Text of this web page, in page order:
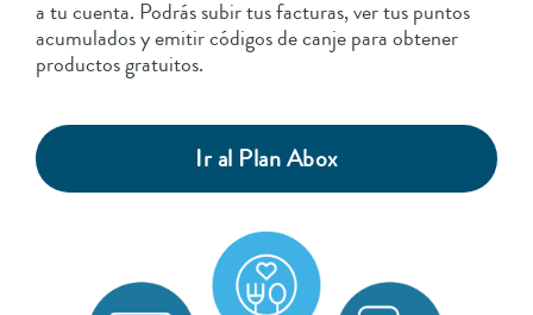
a tu cuenta. Podrás subir tus facturas, ver tus puntos
acumulados y emitir códigos de canje para obtener
productos gratuitos.
Ir al Plan Abox